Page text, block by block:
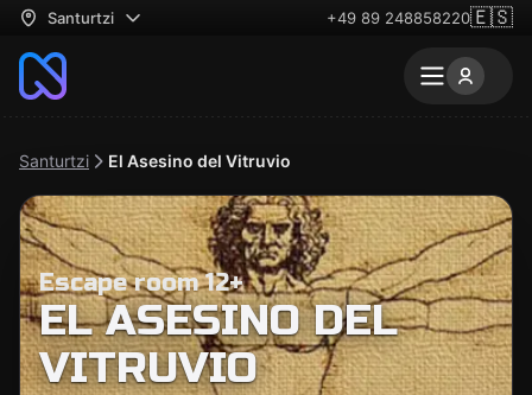
Santurtzi +49 89 248858220🇪🇸
Santurtzi El Asesino del Vitruvio
Escape room 12+
EL ASESINO DEL
VITRUVIO